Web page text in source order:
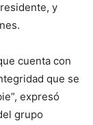
y
cuenta con
que se
expresó
grupo